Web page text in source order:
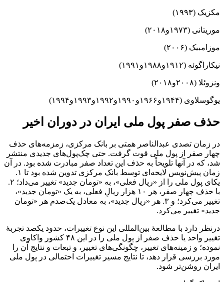
مکزیک (۱۹۹۳)
موریتانی (۱۹۷۳و۲۰۱۸)
موزامبیک (۲۰۰۶)
نیکاراگوئه (۱۹۱۲و۱۹۸۸و۱۹۹۱)
ونزوئلا (۲۰۰۸و۲۰۱۸)
یوگوسلاوی (۱۹۴۴و۱۹۶۶و۱۹۹۰و۱۹۹۲و۱۹۹۳و۱۹۹۴)
حذف صفر پول ملی ایران در دوران اخیر
در زمان تصدی عبدالناصر همتی بر بانک مرکزی، زمزمه‌های حذف
چهار صفر از پول ملی قوت گرفت. حتی چک‌پول‌های جدیدی منتشر
شد، که در آنها تلویحاً به حذف این تعداد صفر مبادرت شده بود. در آن
زمان پیش‌نویس لایحه‌ای توسط بانک مرکزی تدوین شده بود تا ۱.
یکای پول ملی را از «ریال فعلی»، به «تومان جدید» تغییر می‌داد؛ ۲.
با حذف چهار صفر، هر ۱۰ هزار ریالِ فعلی، به یک «تومان جدید»،
تغییر می‌کرد؛ و ۳. هر «ریال جدید»، به معادل یک‌صدم هر «تومان
جدید» تغییر می‌کرد.
درنظر دارد با مطالعۀ بین‌المللی این نوع تغییرات، حدود یکصد تجربۀ
تغییر واحد یا حذف صفر از پول ملی را در این ۴۸ کشور واکاوی
نموده؛ و زمینه‌های تغییر، چگونگی‌های تغییر، و تبعات و نتایج آن را
مورد بررسی قرار دهد، تا نتایج مسیر تغییرات احتمالی در پول ملی
ایران روشن‌تر شود.